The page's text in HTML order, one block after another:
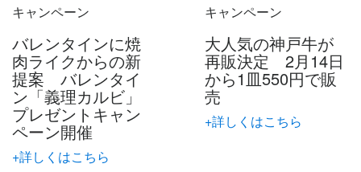
キャンペーン
バレンタインに焼
肉ライクからの新
提案 バレンタイ
ン「義理カルビ」
プレゼントキャン
ペーン開催
+詳しくはこちら
キャンペーン
大人気の神戸牛が
再販決定 2月14日
から1皿550円で販
売
+詳しくはこちら